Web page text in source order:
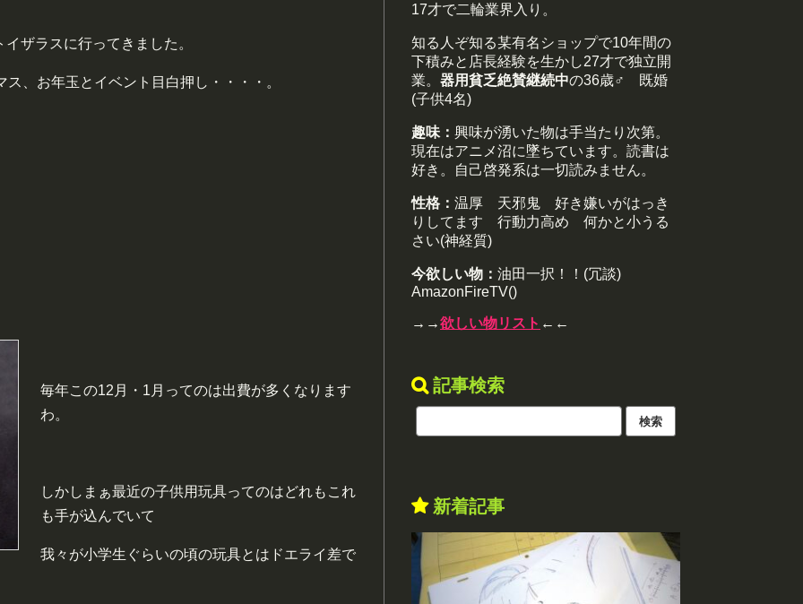
ザラスに行ってきました。
、お年玉とイベント目白押し・・・・。
毎年この12月・1月ってのは出費が多くなります
わ。
しかしまぁ最近の子供用玩具ってのはどれもこれ
も手が込んでいて
我々が小学生ぐらいの頃の玩具とはドエライ差で
17才で二輪業界入り。
知る人ぞ知る某有名ショップで10年間の
下積みと店長経験を生かし27才で独立開
業。 器用貧乏絶賛継続中の36歳♂ 既婚
(子供4名)
趣味： 興味が湧いた物は手当たり次第。
現在はアニメ沼に墜ちています。読書は
好き。自己啓発系は一切読みません。
性格： 温厚 天邪鬼 好き嫌いがはっき
りしてます 行動力高め 何かと小うる
さい(神経質)
今欲しい物： 油田一択！！(冗談)
AmazonFireTV()
→→欲しい物リスト ←←
記事検索
新着記事